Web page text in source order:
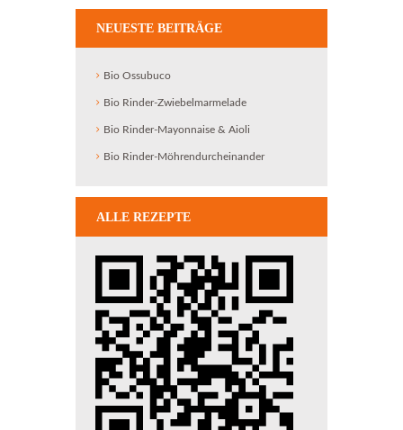
NEUESTE BEITRÄGE
Bio Ossubuco
Bio Rinder-Zwiebelmarmelade
Bio Rinder-Mayonnaise & Aioli
Bio Rinder-Möhrendurcheinander
ALLE REZEPTE